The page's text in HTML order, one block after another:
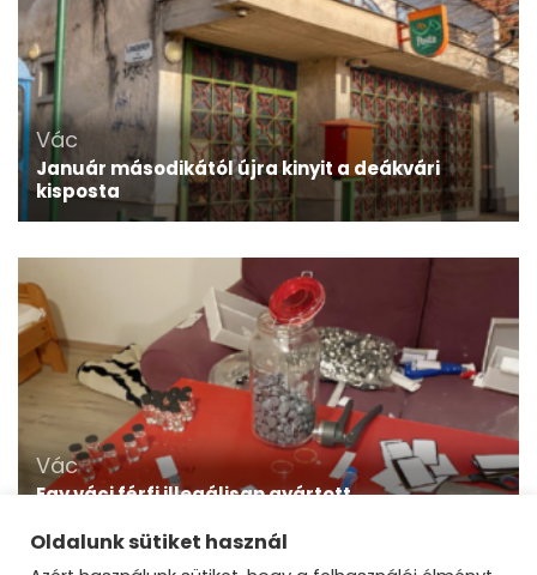
Vác
Január másodikától újra kinyit a deákvári
kisposta
Vác
Egy váci férfi illegálisan gyártott
rendőrök
Oldalunk sütiket használ